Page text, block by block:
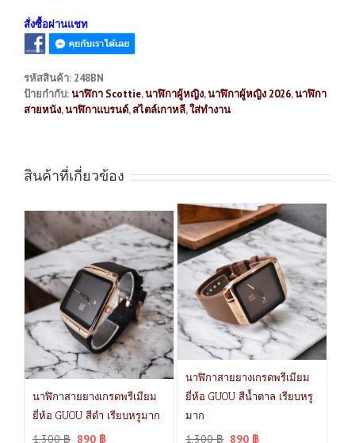
สั่งซื้อผ่านแชท
รหัสสินค้า: 248BN
ป้ายกำกับ:นาฬิกา Scottie,นาฬิกาผู้หญิง,นาฬิกาผู้หญิง 2026,นาฬิกา
สายหนัง,นาฬิกาแบรนด์,สไตล์เกาหลี,ใส่ทำงาน
สินค้าที่เกี่ยวข้อง
นาฬิกาสายยางเกรดพรีเมียม
ยี่ห้อ GUOU สีดำ เรียบหรูมาก
1,300฿ 890 ฿
นาฬิกาสายยางเกรดพรีเมียม
ยี่ห้อ GUOU สีน้ำตาล เรียบหรู
มาก
1,300฿ 890 ฿